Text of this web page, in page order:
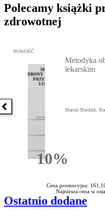
Polecamy książki
zdrowotnej
Poprzednia książka
Przejdź do: Metodyka
NOWOŚĆ
10%Rabatu
Metodyka
lekarskim
Marcin Burdzik,
Cena promocyjna: 161,10
Najniższa cena w
Ostatnio dodane